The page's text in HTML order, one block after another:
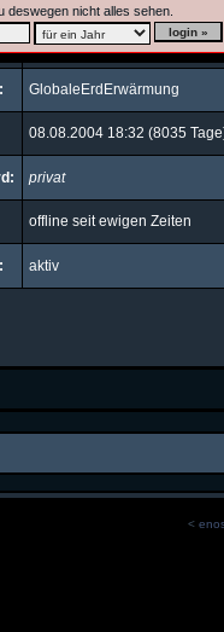
deswegen nicht alles sehen.
GlobaleErdErwärmung
08.08.2004 18:32 (8035
privat
offline seit ewigen Zeiten
aktiv
<